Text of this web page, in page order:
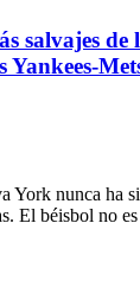
salvajes de
Yankees-
nunca ha
El béisbol no